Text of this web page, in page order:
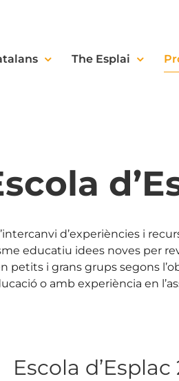
The Esplai
d’experiències i
educatiu idees noves per
i grans grups segons
o amb experiència en
Escola d’Esplac